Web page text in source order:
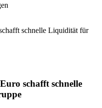
schafft schnelle